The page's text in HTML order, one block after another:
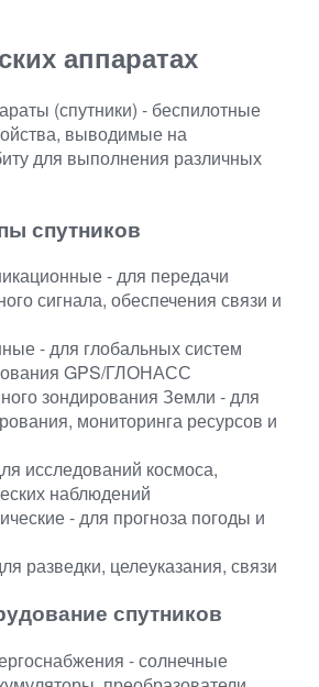
аппаратах
(спутники) - беспилотные
выводимые на
для выполнения различных
спутников
- для передачи
сигнала, обеспечения связи и
- для глобальных систем
GPS/ГЛОНАСС
зондирования Земли - для
мониторинга ресурсов и
исследований космоса,
наблюдений
- для прогноза погоды и
разведки, целеуказания, связи
спутников
- солнечные